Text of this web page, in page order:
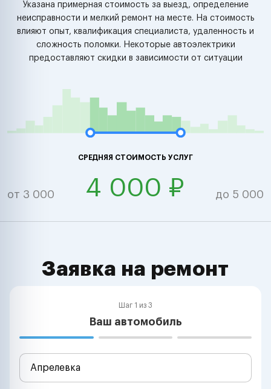
Указана примерная стоимость за выезд, определение
неисправности и мелкий ремонт на месте. На стоимость
влияют опыт, квалификация специалиста, удаленность и
сложность поломки. Некоторые автоэлектрики
предоставляют скидки в зависимости от ситуации
СРЕДНЯЯ СТОИМОСТЬ УСЛУГ
от 3 000 4 000 ₽ до 5 000
Заявка на ремонт
Шаг 1 из 3
Ваш автомобиль